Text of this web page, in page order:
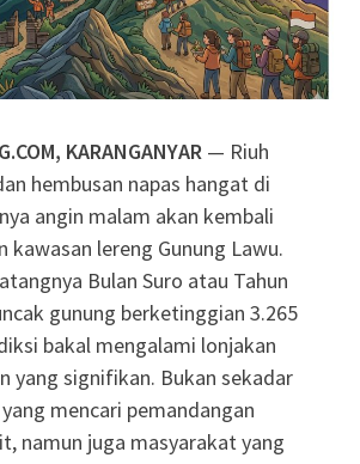
KARANGANYAR— Riuh
hembusan napas hangat di
angin malam akan kembali
kawasan lereng Gunung Lawu.
Bulan Suro atau Tahun
gunung berketinggian 3.265
bakal mengalami lonjakan
yang signifikan. Bukan sekadar
mencari pemandangan
namun juga masyarakat yang